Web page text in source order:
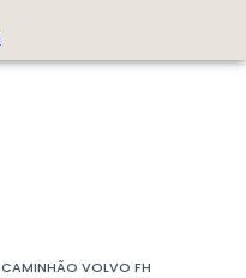
CAMINHÃO VOLVO FH